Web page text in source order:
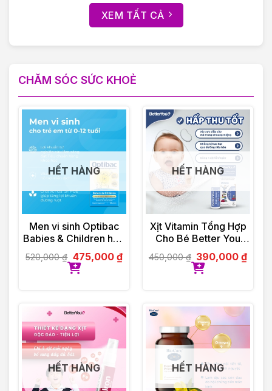
XEM TẤT CẢ
CHĂM SÓC SỨC KHOẺ
HẾT HÀNG
Men vi sinh Optibac
Babies & Children hộp
30 gói
520,000₫ 475,000 ₫
HẾT HÀNG
Xịt Vitamin Tổng Hợp
Cho Bé Better You
Multivitamin 25ml
450,000₫ 390,000₫
HẾT HÀNG HẾT HÀNG